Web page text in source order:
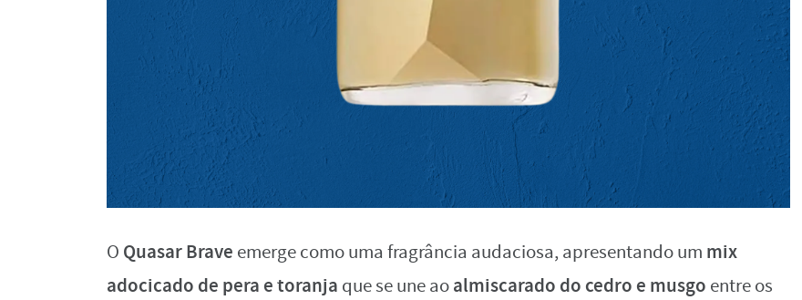
O Quasar Brave emerge como uma fragrância audaciosa, apresentando um mix
adocicado de pera e toranja que se une aoalmiscarado do cedro e musgo entre os